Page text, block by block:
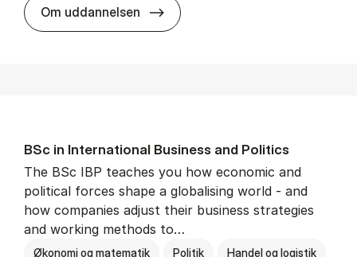
Om uddannelsen BSc in In­ter­na­tion­al Busi­ness
BSc in In­ter­na­tion­al Busi­ness and Polit­ics
The BSc IBP teaches you how economic and
political forces shape a globalising world - and
how companies adjust their business strategies
and working methods to…
Økonomi og matematik Politik Handel og logistik